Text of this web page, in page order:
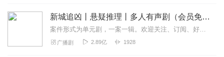
稳定，果断支持，订阅。
2023-08-16
新城追凶丨悬疑推理丨多人有声剧（会员免费）
案件形式为单元剧，一案一辑。欢迎关注、订阅、好评！“新闻里播不得的，咱们小说里见！”一座充满活力的新兴沿海城市，看似平常的生活中，却发生了种种离奇的罪犯案件，”...
广播剧 2.89亿 1928